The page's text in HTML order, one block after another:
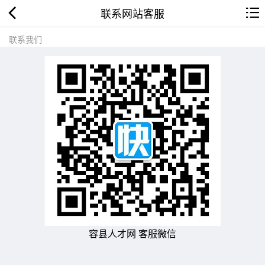
联系网站客服
联系我们
容县人才网 客服微信